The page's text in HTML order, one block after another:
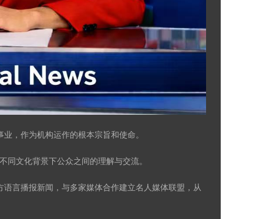
，作为机构运作的根本宗旨和使命。
文化背景下公众之间的理解与交流。
言播报新闻，与多家媒体合作建立名人媒体联盟，从